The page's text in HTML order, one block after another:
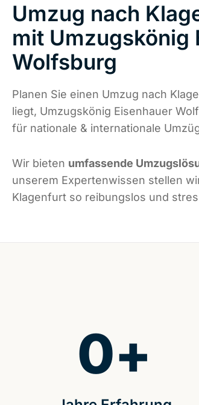
Umzug nach
mit Umzugskönig
Wolfsburg
Planen Sie einen Umzug nach
liegt, Umzugskönig Eisenhauer
für nationale & internationale
Wir bieten umfassende
unserem Expertenwissen stellen
Klagenfurt so reibungslos und
0+